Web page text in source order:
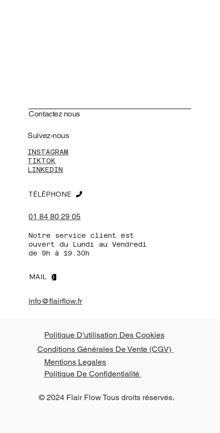
Contactez nous
INSTAGRAM
TIKTOK
LINKEDIN
Suivez-nous
01 84 80 29 05
TÉLÉPHONE
Notre service client est
ouvert du Lundi au Vendredi
de 9h à 19.30h
MAIL
info@flairflow.fr
Politique D'utilisation Des Cookies
Conditions Générales De Vente (CGV)
Mentions Legales
Politique De Confidentialité
© 2024 Flair Flow Tous droits réservés.